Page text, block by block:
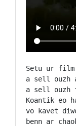
Setu ur
a sell ouzh
a sell ouzh
Koantik eo
vo kavet
benn ar